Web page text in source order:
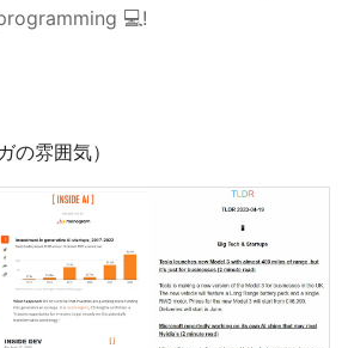
💻!
の雰囲気）